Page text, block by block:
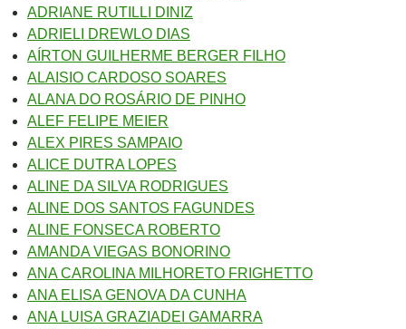
ADRIANE RUTILLI DINIZ
ADRIELI DREWLO DIAS
AÍRTON GUILHERME BERGER FILHO
ALAISIO CARDOSO SOARES
ALANA DO ROSÁRIO DE PINHO
ALEF FELIPE MEIER
ALEX PIRES SAMPAIO
ALICE DUTRA LOPES
ALINE DA SILVA RODRIGUES
ALINE DOS SANTOS FAGUNDES
ALINE FONSECA ROBERTO
AMANDA VIEGAS BONORINO
ANA CAROLINA MILHORETO FRIGHETTO
ANA ELISA GENOVA DA CUNHA
ANA LUISA GRAZIADEI GAMARRA